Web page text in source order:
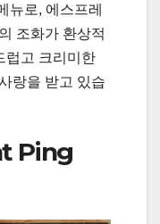
뉴로, 에스프레
조화가 환상적
럽고 크리미한
랑을 받고 있습
Ping